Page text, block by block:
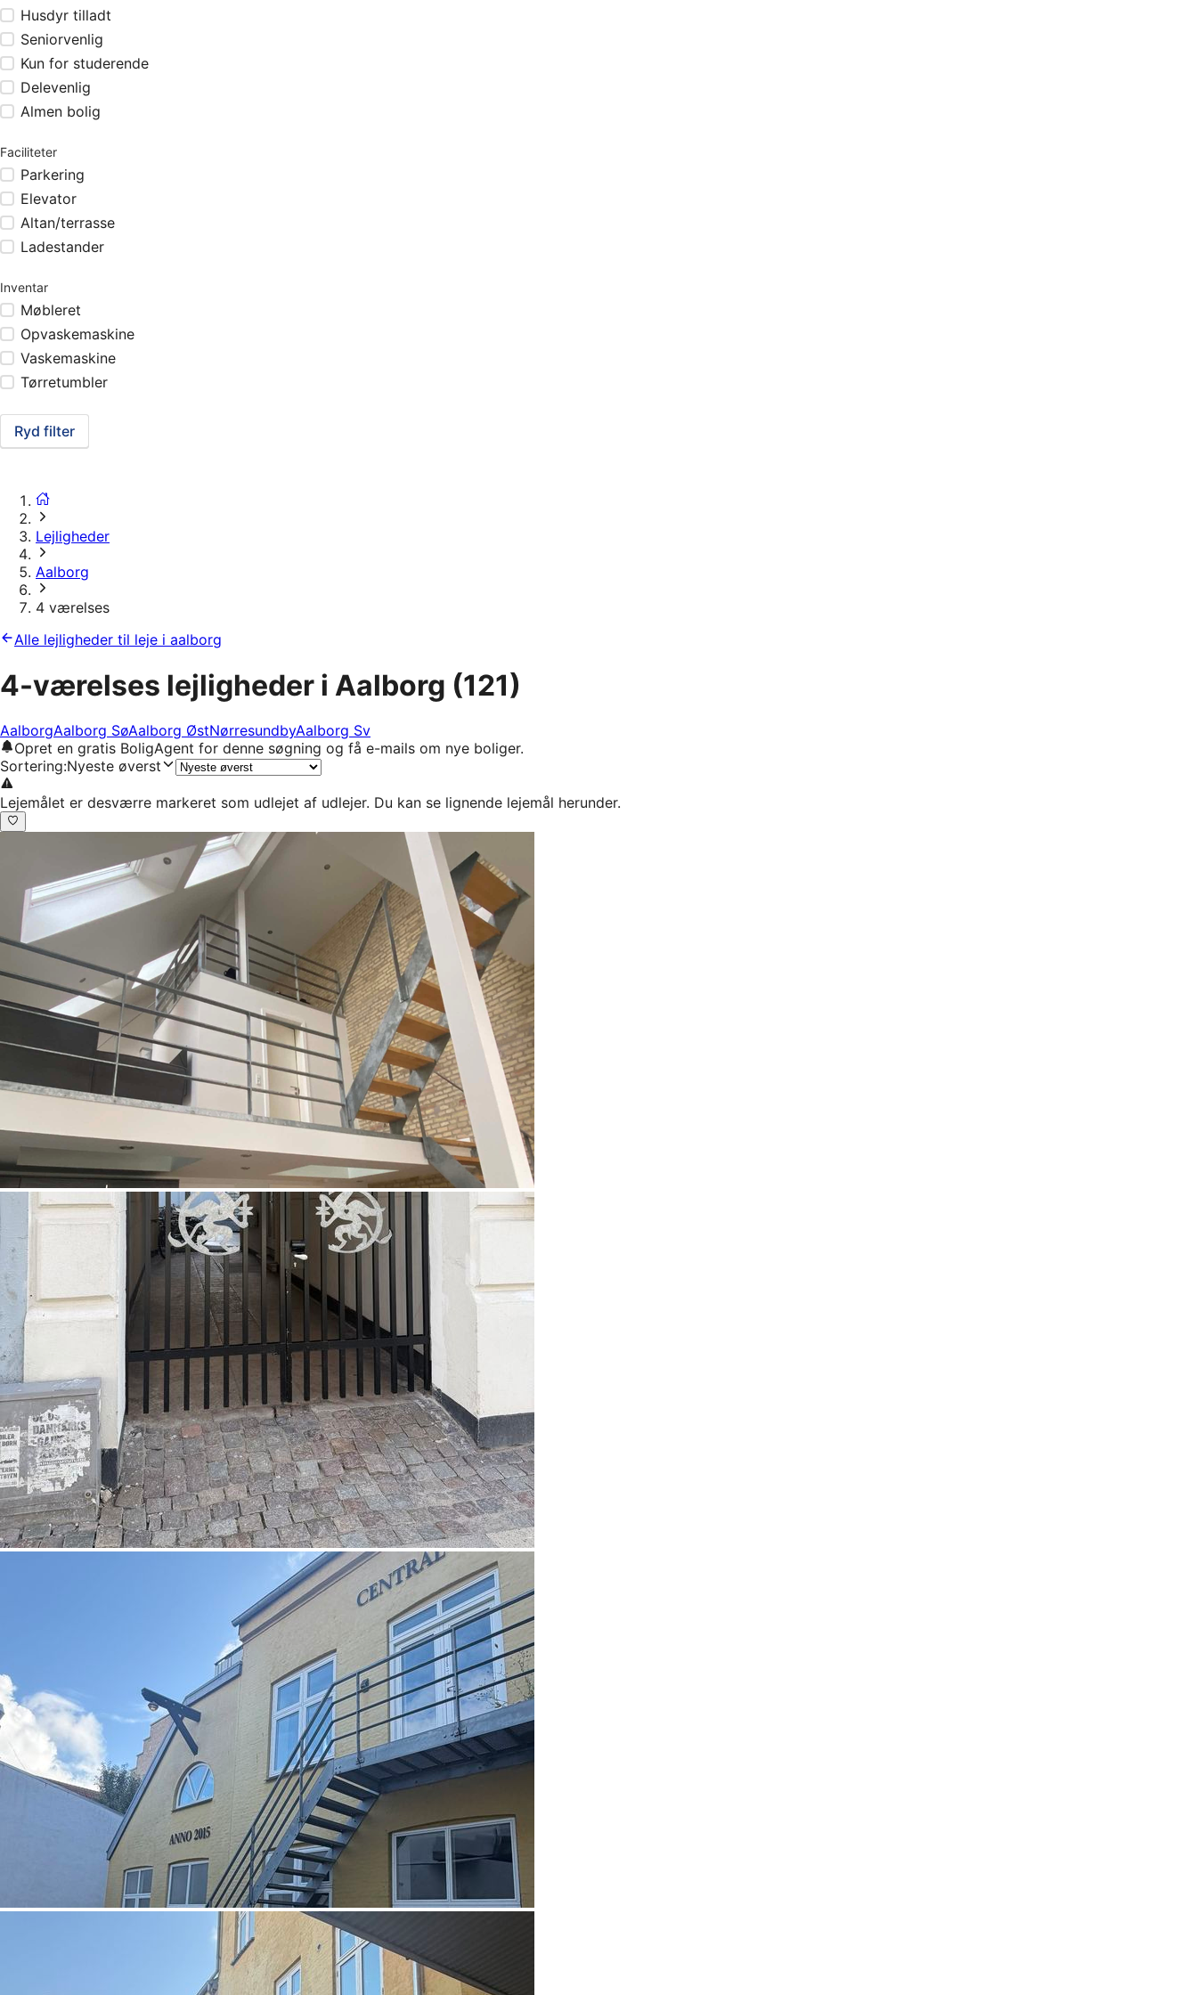
Husdyr tilladt
Seniorvenlig
Kun for studerende
Delevenlig
Almen bolig
Faciliteter
Parkering
Elevator
Altan/terrasse
Ladestander
Inventar
Møbleret
Opvaskemaskine
Vaskemaskine
Tørretumbler
Ryd filter
Lejligheder
Aalborg
4 værelses
Alle lejligheder til leje i aalborg
4-værelses lejligheder i Aalborg (121)
AalborgAalborg SøAalborg ØstNørresundbyAalborg Sv
Opret en gratis BoligAgent for denne søgning og få e-mails om nye boliger.
Sortering:Nyeste øverst
Lejemålet er desværre markeret som udlejet af udlejer. Du kan se lignende lejemål herunder.